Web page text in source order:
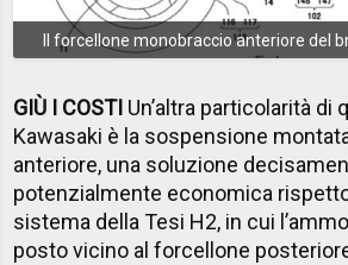
Il forcellone monobraccio anteriore del
GIÙ I COSTI Un’altra particolarità
Kawasaki è la sospensione
anteriore, una soluzione
potenzialmente economica
sistema della Tesi H2, in cui
posto vicino al forcellone